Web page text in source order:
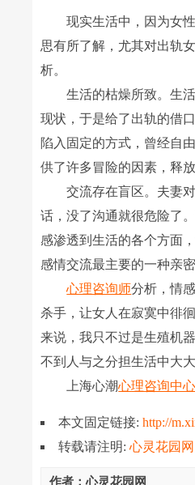
现实生活中，因为女性
思有所了解，尤其对出轨
析。
生活的枯燥所致。生活
现状，于是给了出轨的借
陷入固定的方式，曾经自
供了许多冒险的因素，释
交流存在盲区。夫妻对
话，没了沟通就很危险了
感渗透到生活的各个方面
感情交流最主要的一种亲密
心理咨询师分析，情
杀手，让女人在寂寞中徘
来说，我只不过是生殖机
不到人与之分担生活中大
上海心潮心理咨询中心
本文固定链接:http://
转载请注明:心灵花园网
作者：心灵花园网